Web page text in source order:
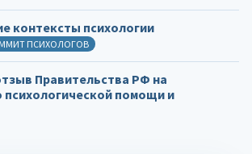
контексты психологии
ПСИХОЛОГОВ
Правительства РФ на
психологической помощи и